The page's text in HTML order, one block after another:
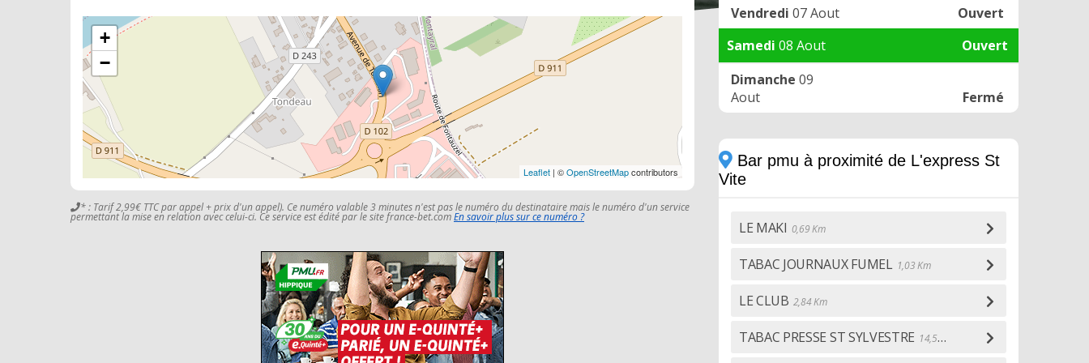
+
−
Leaflet | ©OpenStreetMapcontributors
* : Tarif 2,99€ TTC par appel + prix d'un appel). Ce numéro valable 3 minutes n'est pas le numéro du destinataire mais le numéro d'un service
permettant la mise en relation avec celui-ci. Ce service est édité par le site france-bet.comEn savoir plus sur ce numéro ?
Vendredi 07 Aout
Ouvert
Samedi 08 Aout
Ouvert
Dimanche 09
Aout
Fermé
Bar pmu à proximité de L'express St
Vite
LE MAKI 0,69 Km
TABAC JOURNAUX FUMEL 1,03 Km
LE CLUB 2,84 Km
TABAC PRESSE ST SYLVESTRE 14,54 Km